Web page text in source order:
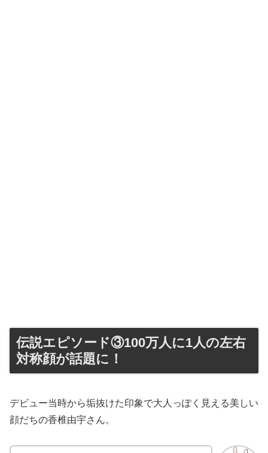
伝説エピソード③100万人に1人の左右
対称顔が話題に！
デビュー当時から垢抜けた印象で大人っぽく見える美しい
顔だちの香椎由宇さん。